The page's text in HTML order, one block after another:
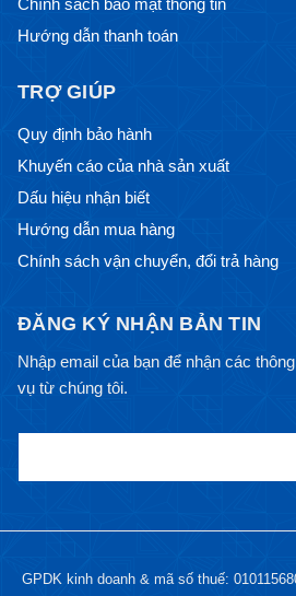
Hướng dẫn thanh toán
TRỢ GIÚP
Quy định bảo hành
Khuyến cáo của nhà sản xuất
Dấu hiệu nhận biết
Hướng dẫn mua hàng
Chính sách vận chuyển, đổi trả hàng
ĐĂNG KÝ NHẬN BẢN TIN
Nhập email của bạn để nhận các
vụ từ chúng tôi.
GPDK kinh doanh & mã số thuế: